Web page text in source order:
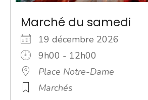
Marché du samedi
19 décembre 2026
9h00 - 12h00
Place Notre-Dame
Marchés